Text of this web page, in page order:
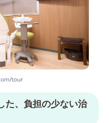
tour
た、負担の少ない治